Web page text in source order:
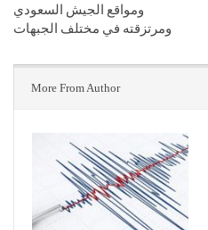
ومواقع الجيش السعودي
ومرتزقته في مختلف الجبهات
More From Author